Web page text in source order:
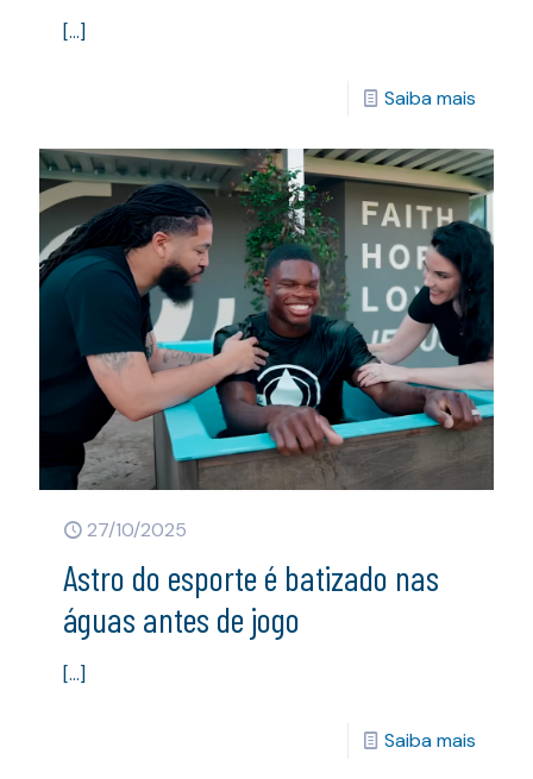
[…]
Saiba mais
27/10/2025
Astro do esporte é batizado nas
águas antes de jogo
[…]
Saiba mais